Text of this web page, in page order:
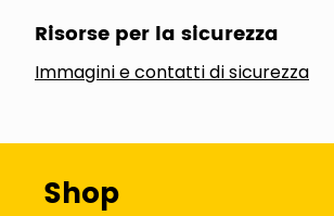
Risorse per la sicurezza
Immagini e contatti di sicurezza
Shop